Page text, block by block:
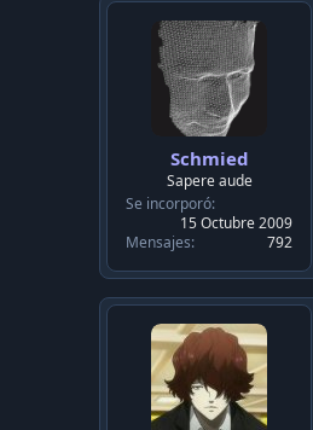
Schmied
Sapere aude
Se incorporó
15 Octubre 2009
Mensajes
792